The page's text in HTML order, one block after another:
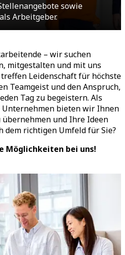
sowie
Arbeitgeber.
– wir suchen
mitgestalten und mit uns
Leidenschaft für höchste
Teamgeist und den Anspruch,
Tag zu begeistern. Als
Unternehmen bieten wir Ihnen
und Ihre Ideen
dem richtigen Umfeld für Sie?
Möglichkeiten bei uns!